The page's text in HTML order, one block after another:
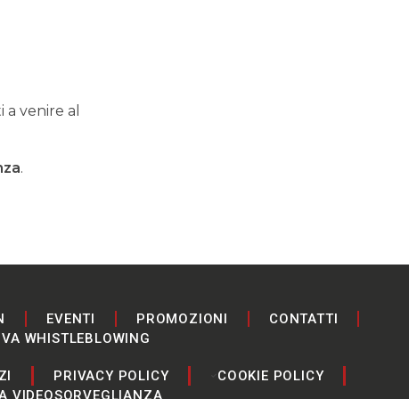
a venire al
.
EVENTI PROMOZIONI
CONTATTI
WHISTLEBLOWING
PRIVACY POLICY
COOKIE POLICY
VIDEOSORVEGLIANZA